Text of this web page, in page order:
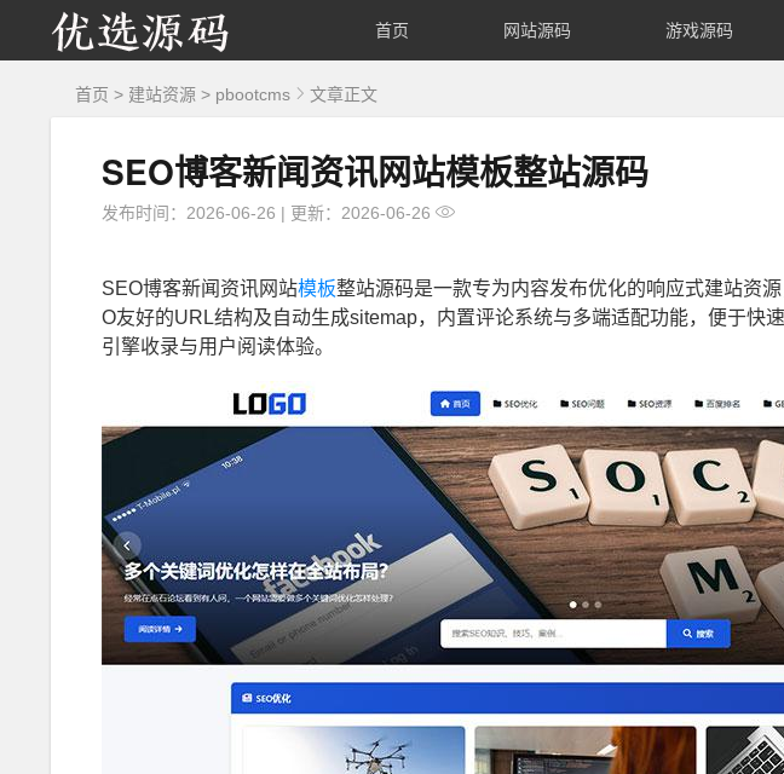
优 首页 网站源码 游戏源码
首页 > 建站资源 > pbootcms 文章正文
SEO博客新闻资讯网站模板整站源码
发布时间：2026-06-26 | 更新：2026-06-26
SEO博客新闻资讯网站模板整站源码是一款专为内容发布优化的响应式建站资
O友好的URL结构及自动生成sitemap，内置评论系统与多端适配功能，便于快
引擎收录与用户阅读体验。